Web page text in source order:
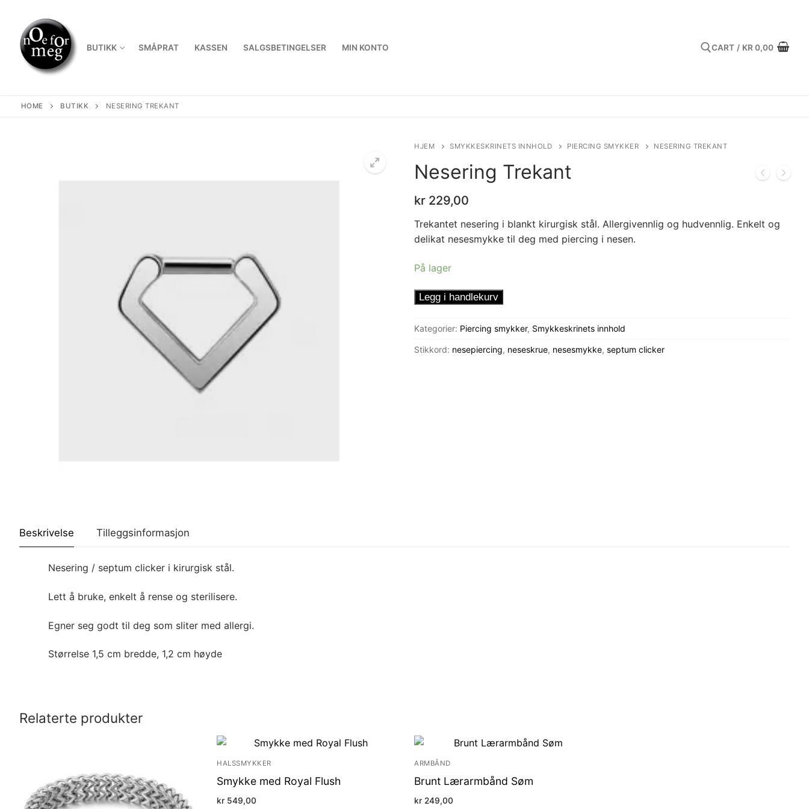
content
BUTIKK SMÅPRAT KASSEN SALGSBETINGELSER MIN KONTO CART / KR 0,00
HOME BUTIKK NESERING TREKANT
HJEM SMYKKESKRINETS INNHOLD PIERCING SMYKKER NESERING TREKANT
Nesering Trekant
kr 229,00
Trekantet nesering i blankt kirurgisk stål. Allergivennlig og hudvennlig. Enkelt og
delikat nesesmykke til deg med piercing i nesen.
På lager
Nesering
antall
Legg i handlekurv
Kategorier: Piercing smykker, Smykkeskrinets innhold
Stikkord: nesepiercing, neseskrue, nesesmykke, septum clicker
Beskrivelse Tilleggsinformasjon
Nesering / septum clicker i kirurgisk stål.
Lett å bruke, enkelt å rense og sterilisere.
Egner seg godt til deg som sliter med allergi.
Størrelse 1,5 cm bredde, 1,2 cm høyde
Relaterte produkter
HALSSMYKKER
Smykke med Royal Flush
kr 549,00
ARMBÅND
Brunt Lærarmbånd Søm
kr 249,00